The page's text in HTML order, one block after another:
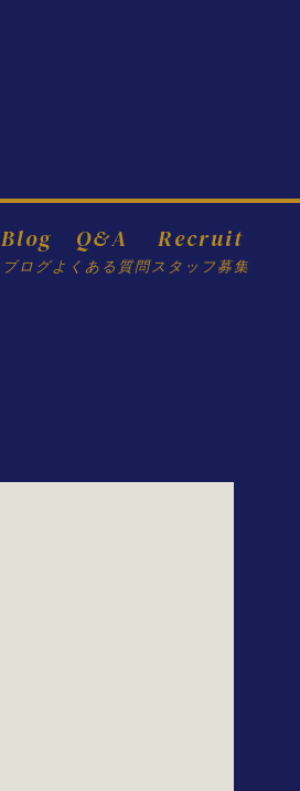
Blog
ブログ
Q&A
よくある質問
Recruit
スタッフ募集